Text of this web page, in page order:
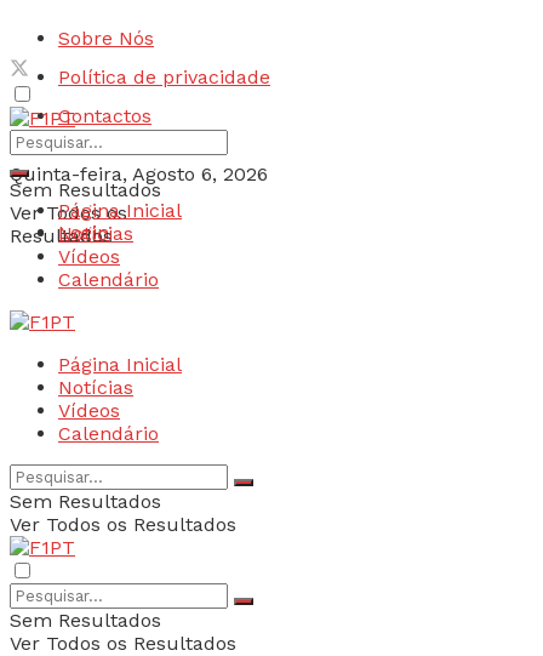
Sobre Nós
Política de privacidade
Contactos
Quinta-feira, Agosto 6, 2026
Login
Sem Resultados
Ver Todos os
Resultados
Página Inicial
Notícias
Vídeos
Calendário
Página Inicial
Notícias
Vídeos
Calendário
Sem Resultados
Ver Todos os Resultados
Sem Resultados
Ver Todos os Resultados